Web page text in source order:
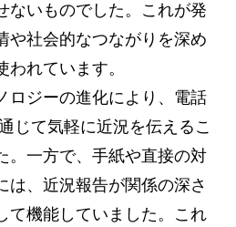
ないものでした。これが発
や社会的なつながりを深め
れています。
ロジーの進化により、電話
じて気軽に近況を伝えるこ
。一方で、手紙や直接の対
は、近況報告が関係の深さ
て機能していました。これ